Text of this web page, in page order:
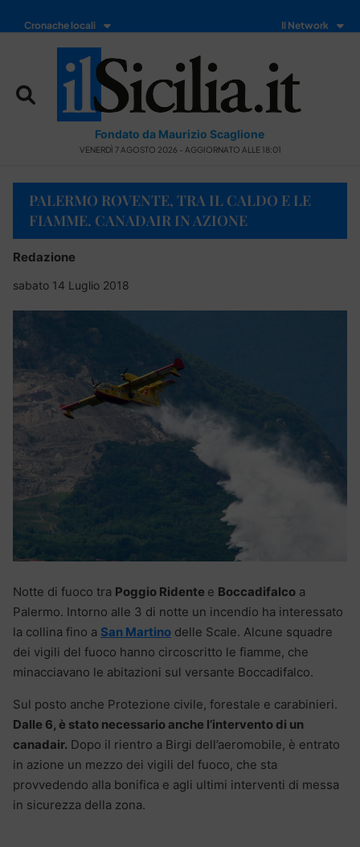
Cronache locali Il Network
Fondato da Maurizio Scaglione
VENERDÌ 7 AGOSTO 2026 - AGGIORNATO ALLE 18:01
PALERMO ROVENTE, TRA IL CALDO E LE
FIAMME. CANADAIR IN AZIONE
Redazione
sabato 14 Luglio 2018
Notte di fuoco tra Poggio Ridente e Boccadifalco a
Palermo. Intorno alle 3 di notte un incendio ha interessato
la collina fino a San Martino delle Scale. Alcune squadre
dei vigili del fuoco hanno circoscritto le fiamme, che
minacciavano le abitazioni sul versante Boccadifalco.
Sul posto anche Protezione civile, forestale e carabinieri.
Dalle 6, è stato necessario anche l’intervento di un
canadair. Dopo il rientro a Birgi dell’aeromobile, è entrato
in azione un mezzo dei vigili del fuoco, che sta
provvedendo alla bonifica e agli ultimi interventi di messa
in sicurezza della zona.